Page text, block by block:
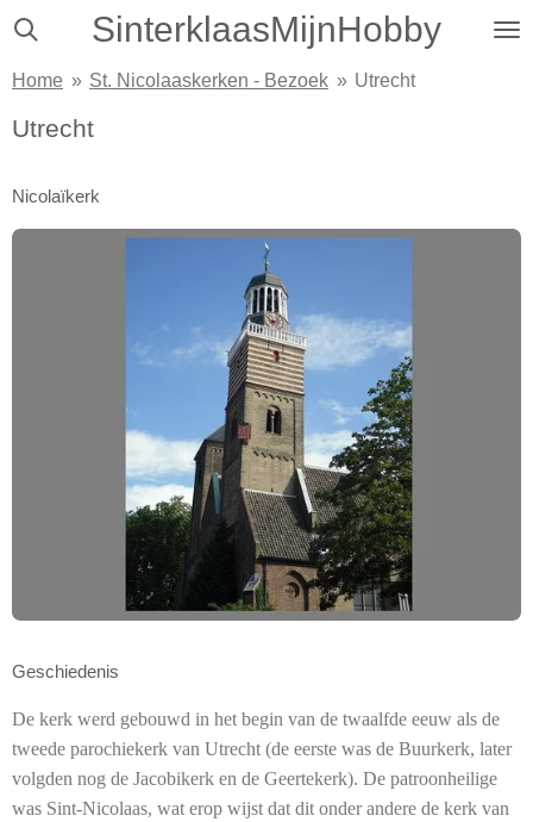
Ga
naar
hoofdinhoud
SinterklaasMijnHobby
Home » St. Nicolaaskerken - Bezoek » Utrecht
Utrecht
Nicolaïkerk
Geschiedenis
De kerk werd gebouwd in het begin van de twaalfde eeuw als de
tweede parochiekerk van Utrecht (de eerste was de Buurkerk, later
volgden nog de Jacobikerk en de Geertekerk). De patroonheilige
was Sint-Nicolaas, wat erop wijst dat dit onder andere de kerk van